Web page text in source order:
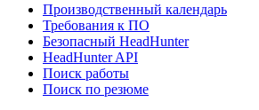
Производственный календарь
Требования к ПО
Безопасный HeadHunter
HeadHunter API
Поиск работы
Поиск по резюме